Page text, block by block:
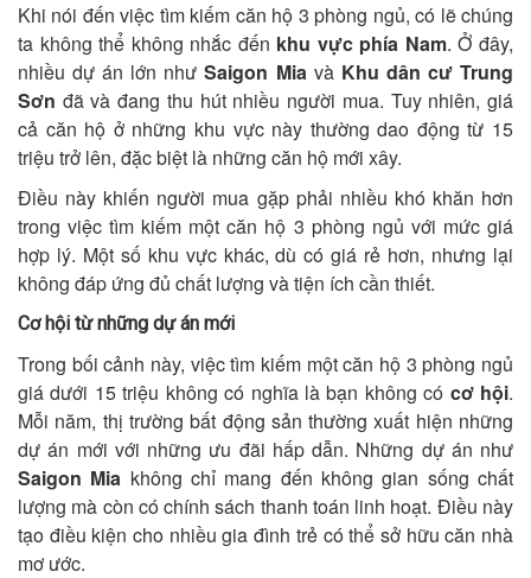
Khi nói đến việc tìm kiếm căn hộ 3 phòng ngủ, có lẽ chúng
ta không thể không nhắc đến khu vực phía Nam. Ở đây,
nhiều dự án lớn nhưSaigon Miavà Khu dân cư Trung
Sơn đã và đang thu hút nhiều người mua. Tuy nhiên, giá
cả căn hộ ở những khu vực này thường dao động từ 15
triệu trở lên, đặc biệt là những căn hộ mới xây.
Điều này khiến người mua gặp phải nhiều khó khăn hơn
trong việc tìm kiếm một căn hộ 3 phòng ngủ với mức giá
hợp lý. Một số khu vực khác, dù có giá rẻ hơn, nhưng lại
không đáp ứng đủ chất lượng và tiện ích cần thiết.
Cơ hội từ những dự án mới
Trong bối cảnh này, việc tìm kiếm một căn hộ 3 phòng ngủ
giá dưới 15 triệu không có nghĩa là bạn không có cơ hội.
Mỗi năm, thị trường bất động sản thường xuất hiện những
dự án mới với những ưu đãi hấp dẫn. Những dự án như
Saigon Mia không chỉ mang đến không gian sống chất
lượng mà còn có chính sách thanh toán linh hoạt. Điều này
tạo điều kiện cho nhiều gia đình trẻ có thể sở hữu căn nhà
mơ ước.